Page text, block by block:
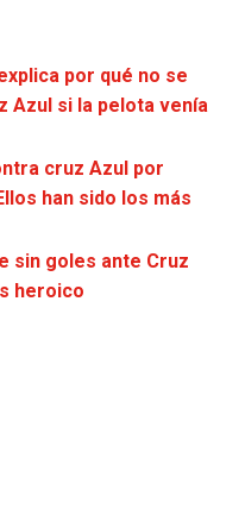
por qué no se
Azul si la pelota venía
cruz Azul por
han sido los más
sin goles ante Cruz
heroico